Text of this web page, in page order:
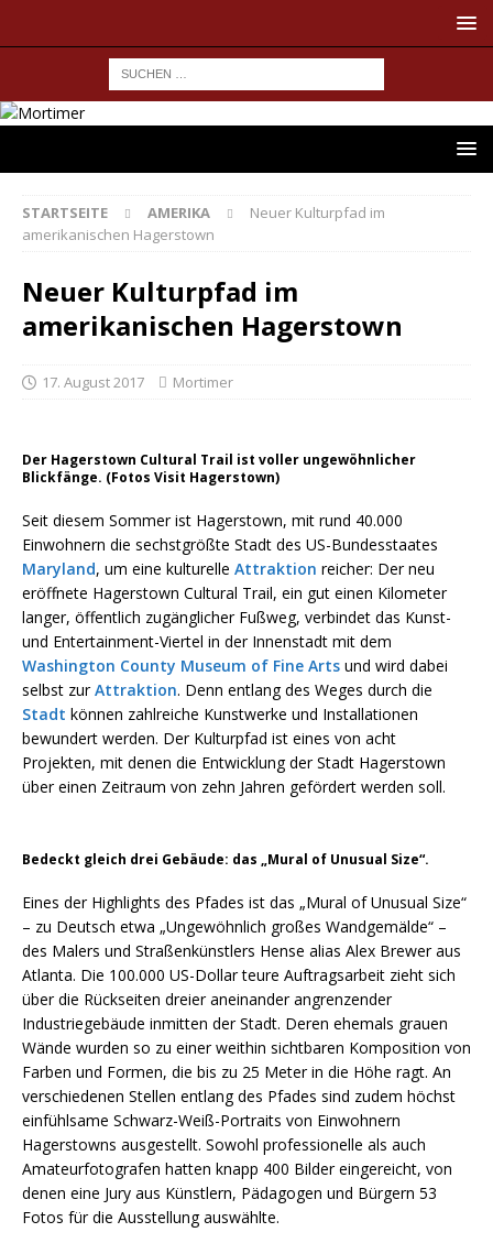
STARTSEITE AMERIKA
Neuer Kulturpfad im
amerikanischen Hagerstown
Neuer Kulturpfad im
amerikanischen Hagerstown
17. August 2017 Mortimer
Der Hagerstown Cultural Trail ist voller ungewöhnlicher
Blickfänge. (Fotos Visit Hagerstown)
Seit diesem Sommer ist Hagerstown, mit rund 40.000
Einwohnern die sechstgrößte Stadt des US-Bundesstaates
Maryland, um eine kulturelle Attraktion reicher: Der neu
eröffnete Hagerstown Cultural Trail, ein gut einen Kilometer
langer, öffentlich zugänglicher Fußweg, verbindet das Kunst-
und Entertainment-Viertel in der Innenstadt mit dem
Washington County Museum of Fine Arts und wird dabei
selbst zurAttraktion. Denn entlang des Weges durch die
Stadt können zahlreiche Kunstwerke und Installationen
bewundert werden. Der Kulturpfad ist eines von acht
Projekten, mit denen die Entwicklung der Stadt Hagerstown
über einen Zeitraum von zehn Jahren gefördert werden soll.
Bedeckt gleich drei Gebäude: das „Mural of Unusual Size“.
Eines der Highlights des Pfades ist das „Mural of Unusual Size“
– zu Deutsch etwa „Ungewöhnlich großes Wandgemälde“ –
des Malers und Straßenkünstlers Hense alias Alex Brewer aus
Atlanta. Die 100.000 US-Dollar teure Auftragsarbeit zieht sich
über die Rückseiten dreier aneinander angrenzender
Industriegebäude inmitten der Stadt. Deren ehemals grauen
Wände wurden so zu einer weithin sichtbaren Komposition von
Farben und Formen, die bis zu 25 Meter in die Höhe ragt. An
verschiedenen Stellen entlang des Pfades sind zudem höchst
einfühlsame Schwarz-Weiß-Portraits von Einwohnern
Hagerstowns ausgestellt. Sowohl professionelle als auch
Amateurfotografen hatten knapp 400 Bilder eingereicht, von
denen eine Jury aus Künstlern, Pädagogen und Bürgern 53
Fotos für die Ausstellung auswählte.